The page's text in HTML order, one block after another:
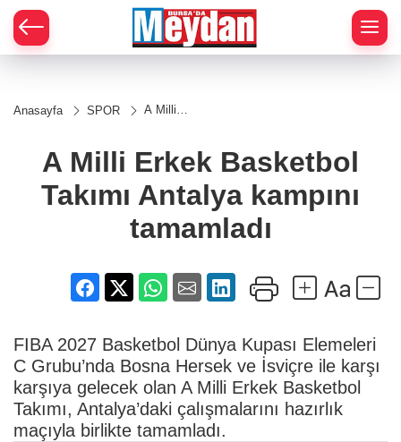
Anasayfa SPOR
A Milli
Takımı
Antalya
tamamladı
A Milli Erkek Basketbol
Takımı Antalya kampını
tamamladı
FIBA 2027 Basketbol Dünya Kupası Elemeleri
C Grubu’nda Bosna Hersek ve İsviçre ile karşı
karşıya gelecek olan A Milli Erkek Basketbol
Takımı, Antalya’daki çalışmalarını hazırlık
maçıyla birlikte tamamladı.